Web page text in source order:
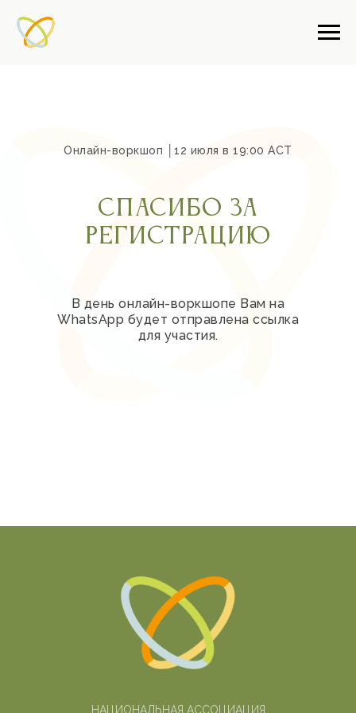
Спасибо за
регистрацию
В день онлайн-воркшопе Вам на
WhatsApp будет отправлена ссылка
для участия.
Онлайн-воркшоп │12 июля в 19:00 АСТ
НАЦИОНАЛЬНАЯ АССОЦИАЦИЯ